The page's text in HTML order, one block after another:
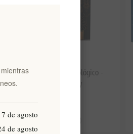
Algarrobo Con Hierbas Ecológico -
100% Natural - 250g Moly
€9,70 excl impuestos
equivale a €38,80 por 1 kg(s)
7 de agosto
de agosto